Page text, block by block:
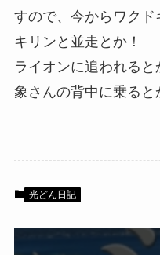
すので、今からワク
キリンと並走とか！
ライオンに追われると
象さんの背中に乗ると
光どん日記